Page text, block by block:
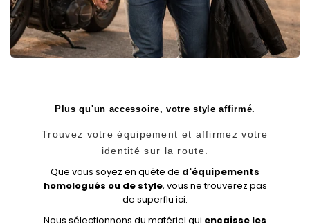
Plus qu'un accessoire, votre style affirmé.
Trouvez votre équipement et affirmez votre
identité sur la route.
Que vous soyez en quête de d'équipements
homologués ou de style, vous ne trouverez pas
de superflu ici.
Nous sélectionnons du matériel qui encaisse les